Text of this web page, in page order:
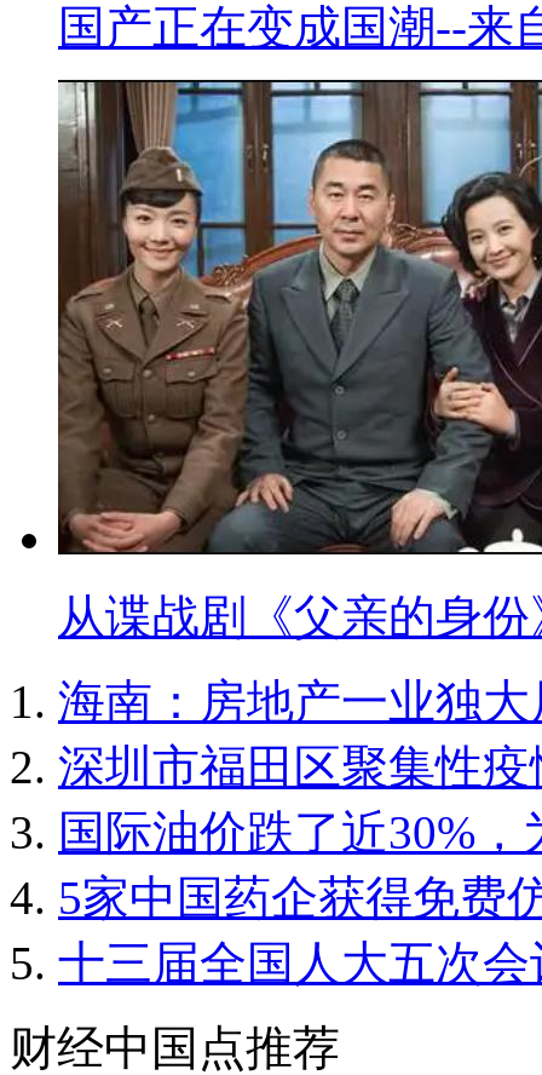
国产正在变成国潮--来
从谍战剧《父亲的身
海南：房地产一业独
深圳市福田区聚集性
国际油价跌了近30%
5家中国药企获得免费
十三届全国人大五次
财经中国点推荐